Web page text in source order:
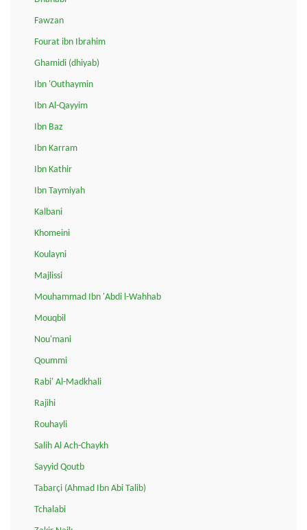
Fawzan
Fourat ibn Ibrahim
Ghamidi (dhiyab)
Ibn 'Outhaymin
Ibn Al-Qayyim
Ibn Baz
Ibn Karram
Ibn Kathir
Ibn Taymiyah
Kalbani
Khomeini
Koulayni
Majlissi
Mouhammad Ibn 'Abdi l-Wahhab
Mouqbil
Nou'mani
Qoummi
Rabi' Al-Madkhali
Rajihi
Rouhayli
Salih Al Ach-Chaykh
Sayyid Qoutb
Tabarçi (Ahmad Ibn Abi Talib)
Tchalabi